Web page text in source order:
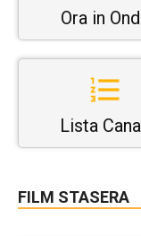
Ora in
Lista
FILM STASERA